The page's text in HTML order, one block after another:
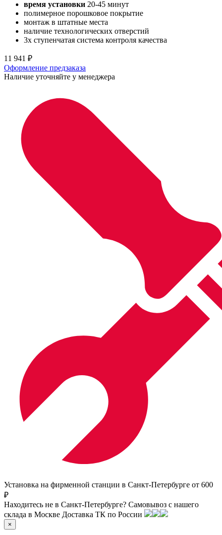
время установки 20-45 минут
полимерное порошковое покрытие
монтаж в штатные места
наличие технологических отверстий
3х ступенчатая система контроля качества
11 941 ₽
Оформление предзаказа
Наличие уточняйте у менеджера
Установка на фирменной станции в Санкт-Петербурге от 600
₽
Находитесь не в Санкт-Петербурге? Самовывоз с нашего
склада в Москве Доставка ТК по России
×